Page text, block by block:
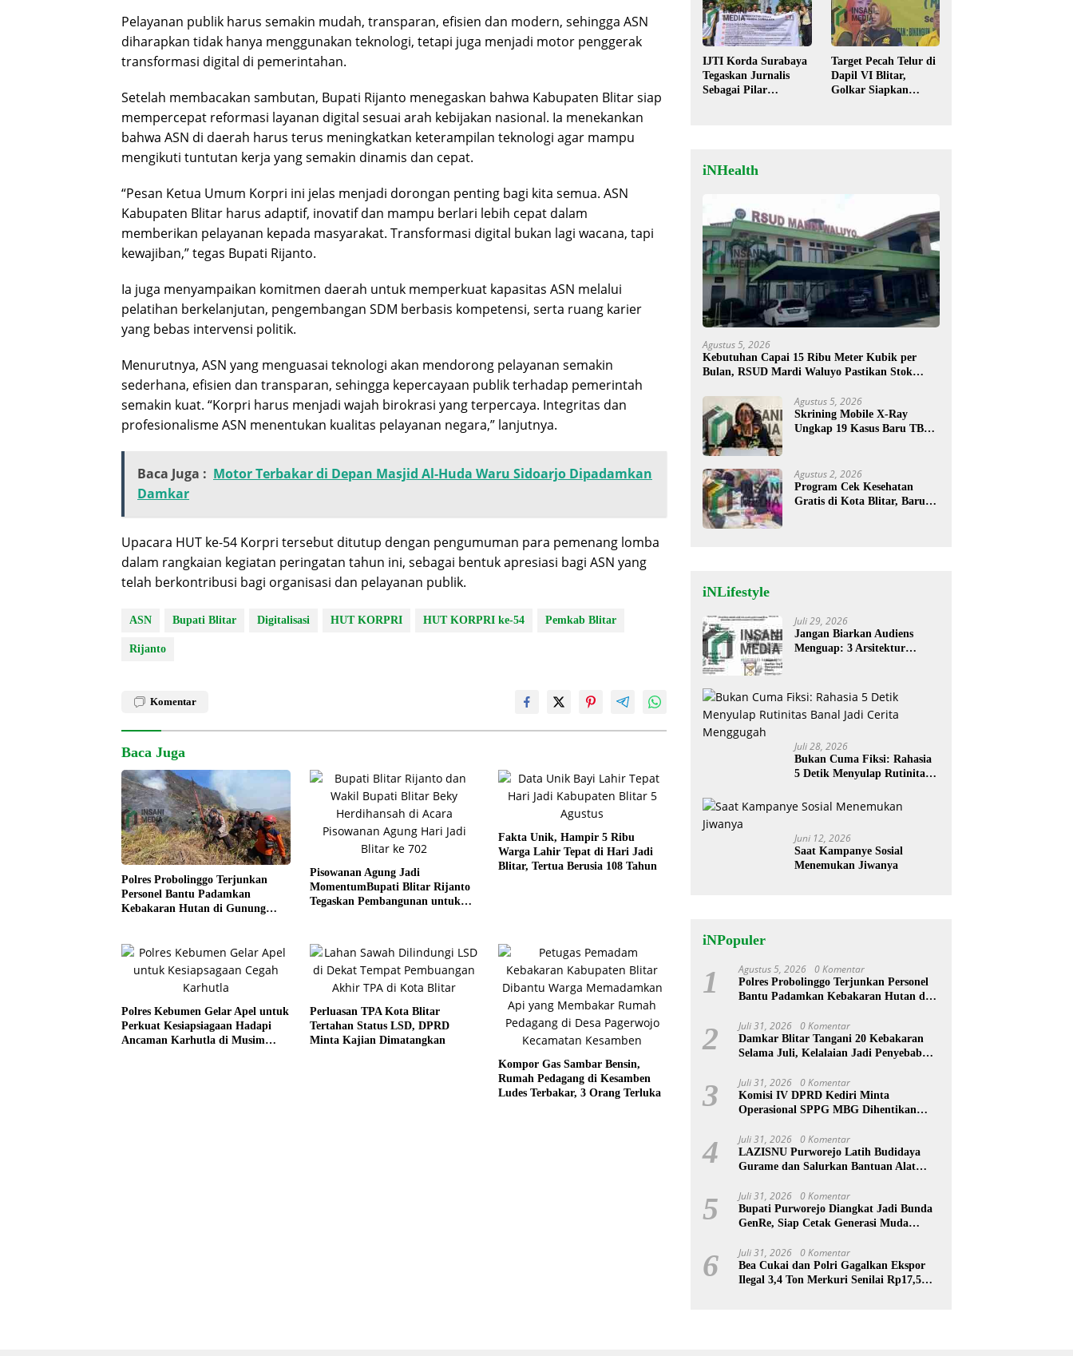
Pelayanan publik harus semakin mudah, transparan, efisien dan modern, sehingga ASN
diharapkan tidak hanya menggunakan teknologi, tetapi juga menjadi motor penggerak
transformasi digital di pemerintahan.
Setelah membacakan sambutan, Bupati Rijanto menegaskan bahwa Kabupaten Blitar siap
mempercepat reformasi layanan digital sesuai arah kebijakan nasional. Ia menekankan
bahwa ASN di daerah harus terus meningkatkan keterampilan teknologi agar mampu
mengikuti tuntutan kerja yang semakin dinamis dan cepat.
“Pesan Ketua Umum Korpri ini jelas menjadi dorongan penting bagi kita semua. ASN
Kabupaten Blitar harus adaptif, inovatif dan mampu berlari lebih cepat dalam
memberikan pelayanan kepada masyarakat. Transformasi digital bukan lagi wacana, tapi
kewajiban,” tegas Bupati Rijanto.
Ia juga menyampaikan komitmen daerah untuk memperkuat kapasitas ASN melalui
pelatihan berkelanjutan, pengembangan SDM berbasis kompetensi, serta ruang karier
yang bebas intervensi politik.
Menurutnya, ASN yang menguasai teknologi akan mendorong pelayanan semakin
sederhana, efisien dan transparan, sehingga kepercayaan publik terhadap pemerintah
semakin kuat. “Korpri harus menjadi wajah birokrasi yang terpercaya. Integritas dan
profesionalisme ASN menentukan kualitas pelayanan negara,” lanjutnya.
Baca Juga : Motor Terbakar di Depan Masjid Al-Huda Waru Sidoarjo Dipadamkan
Damkar
Upacara HUT ke-54 Korpri tersebut ditutup dengan pengumuman para pemenang lomba
dalam rangkaian kegiatan peringatan tahun ini, sebagai bentuk apresiasi bagi ASN yang
telah berkontribusi bagi organisasi dan pelayanan publik.
ASN Bupati Blitar Digitalisasi HUT KORPRI HUT KORPRI ke-54 Pemkab Blitar
Rijanto
Komentar
Baca Juga
Polres Probolinggo Terjunkan
Personel Bantu Padamkan
Kebakaran Hutan di Gunung
Pisowanan Agung Jadi
MomentumBupati Blitar Rijanto
Tegaskan Pembangunan untuk
Fakta Unik, Hampir 5 Ribu
Warga Lahir Tepat di Hari Jadi
Blitar, Tertua Berusia 108 Tahun
Polres Kebumen Gelar Apel untuk
Perkuat Kesiapsiagaan Hadapi
Ancaman Karhutla di Musim
Perluasan TPA Kota Blitar
Tertahan Status LSD, DPRD
Minta Kajian Dimatangkan
Kompor Gas Sambar Bensin,
Rumah Pedagang di Kesamben
Ludes Terbakar, 3 Orang Terluka
IJTI Korda Surabaya
Tegaskan Jurnalis
Sebagai Pilar
Target Pecah Telur di
Dapil VI Blitar,
Golkar Siapkan
iNHealth
Agustus 5, 2026
Kebutuhan Capai 15 Ribu Meter Kubik per
Bulan, RSUD Mardi Waluyo Pastikan Stok
Agustus 5, 2026
Skrining Mobile X-Ray
Ungkap 19 Kasus Baru TBC,
Agustus 2, 2026
Program Cek Kesehatan
Gratis di Kota Blitar, Baru
iNLifestyle
Juli 29, 2026
Jangan Biarkan Audiens
Menguap: 3 Arsitektur
Juli 28, 2026
Bukan Cuma Fiksi: Rahasia
5 Detik Menyulap Rutinitas
Menggugah
Juni 12, 2026
Saat Kampanye Sosial
Menemukan Jiwanya
iNPopuler
1 Agustus 5, 2026 0 Komentar
Polres Probolinggo Terjunkan Personel
Bantu Padamkan Kebakaran Hutan di
2 Juli 31, 2026 0 Komentar
Damkar Blitar Tangani 20 Kebakaran
Selama Juli, Kelalaian Jadi Penyebab
3 Juli 31, 2026 0 Komentar
Komisi IV DPRD Kediri Minta
Operasional SPPG MBG Dihentikan
4 Juli 31, 2026 0 Komentar
LAZISNU Purworejo Latih Budidaya
Gurame dan Salurkan Bantuan Alat
5 Juli 31, 2026 0 Komentar
Bupati Purworejo Diangkat Jadi Bunda
GenRe, Siap Cetak Generasi Muda
6 Juli 31, 2026 0 Komentar
Bea Cukai dan Polri Gagalkan Ekspor
Ilegal 3,4 Ton Merkuri Senilai Rp17,5